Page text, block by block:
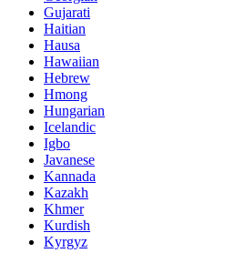
Gujarati
Haitian
Hausa
Hawaiian
Hebrew
Hmong
Hungarian
Icelandic
Igbo
Javanese
Kannada
Kazakh
Khmer
Kurdish
Kyrgyz